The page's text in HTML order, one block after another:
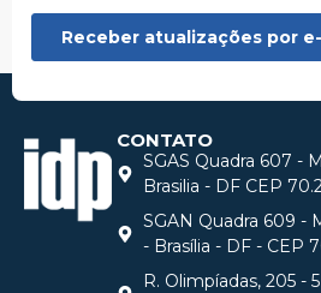
CONTATO
SGAS Quadra 607 -
Brasilia - DF CEP
SGAN Quadra 609 -
- Brasília - DF - CEP
R. Olimpíadas, 205 -